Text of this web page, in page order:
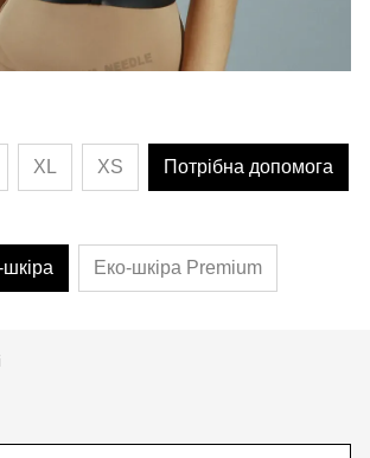
XL XS Потрібна допомога
Еко-шкіра Premium